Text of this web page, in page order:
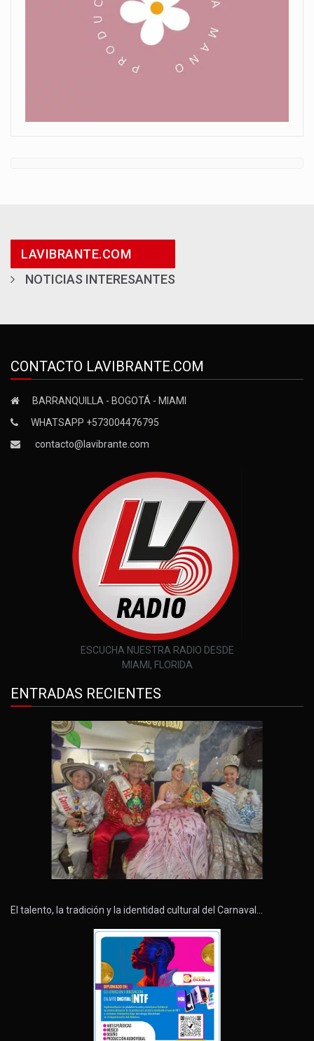
LAVIBRANTE.COM
NOTICIAS INTERESANTES
CONTACTO LAVIBRANTE.COM
BARRANQUILLA - BOGOTÁ - MIAMI
WHATSAPP +573004476795
contacto@lavibrante.com
ESCUCHA NUESTRA RADIO DESDE
MIAMI, FLORIDA
ENTRADAS RECIENTES
El talento, la tradición y la identidad cultural del Carnaval…